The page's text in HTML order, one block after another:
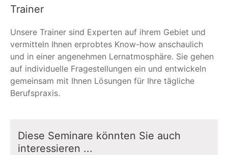
Trainer
Unsere Trainer sind Experten auf ihrem Gebiet und
vermitteln Ihnen erprobtes Know-how anschaulich
und in einer angenehmen Lernatmosphäre. Sie gehen
auf individuelle Fragestellungen ein und entwickeln
gemeinsam mit Ihnen Lösungen für Ihre tägliche
Berufspraxis.
Diese Seminare könnten Sie auch
interessieren ...